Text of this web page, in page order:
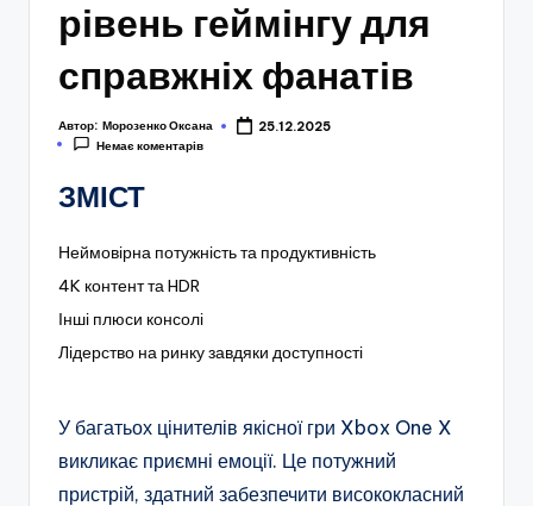
рівень геймінгу для
справжніх фанатів
Автор: Морозенко Оксана
25.12.2025
Немає коментарів
ЗМІСТ
Неймовірна потужність та продуктивність
4K контент та HDR
Інші плюси консолі
Лідерство на ринку завдяки доступності
У багатьох цінителів якісної гри Xbox One X
викликає приємні емоції. Це потужний
пристрій, здатний забезпечити висококласний